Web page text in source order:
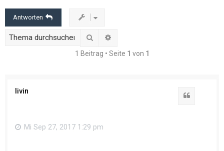
Antworten
Suche
1 Beitrag • Seite 1 von 1
livin
Mi Sep 27, 2017 1:29 pm